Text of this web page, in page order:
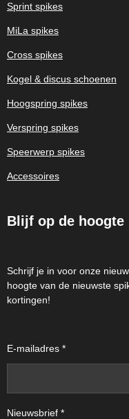
Sprint spikes
MiLa spikes
Cross spikes
Kogel & discus schoenen
Hoogspring spikes
Verspring spikes
Speerwerp spikes
Accessoires
Blijf op de hoogte
Schrijf je in voor onze
hoogte van de nieuwste
kortingen!
E-mailadres *
Nieuwsbrief *